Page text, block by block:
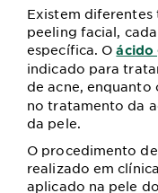
Existem
peeling facial,
específica. Oácido
indicado para
de acne, enquanto
no tratamento da
da pele.
O procedimento
realizado em
aplicado na pele